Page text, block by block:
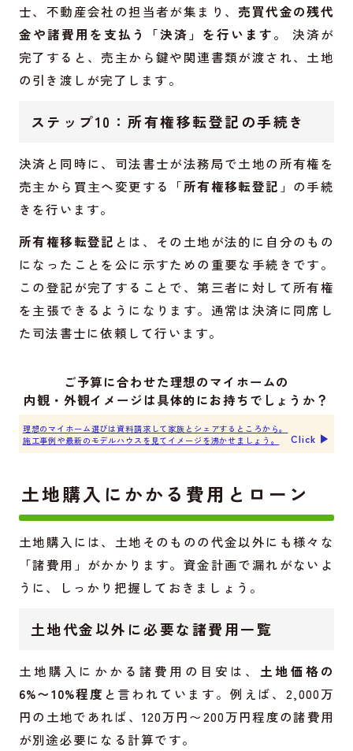
士、不動産会社の担当者が集まり、 売買代金の残代
金や諸費用を支払う「決済」を行います。
決済が
完了すると、売主から鍵や関連書類が渡され、土地
の引き渡しが完了します。
ステップ10：所有権移転登記の手続き
決済と同時に、司法書士が法務局で土地の所有権を
売主から買主へ変更する「所有権移転登記 」の手続
きを行います。
所有権移転登記 とは、その土地が法的に自分のもの
になったことを公に示すための重要な手続きです。
この登記が完了することで、第三者に対して所有権
を主張できるようになります。通常は決済に同席し
た司法書士に依頼して行います。
ご予算に合わせた理想のマイホームの
内観・外観イメージは具体的にお持ちでしょうか？
理想のマイホーム選びは資料請求して家族とシェアするところから。
施工事例や最新のモデルハウスを見てイメージを沸かせましょう。
Click ▶︎
土地購入にかかる費用とローン
土地購入には、土地そのものの代金以外にも様々な
「諸費用」がかかります。資金計画で漏れがないよ
うに、しっかり把握しておきましょう。
土地代金以外に必要な諸費用一覧
土地購入にかかる諸費用の目安は、 土地価格の
6%〜10%程度 と言われています。例えば、2,000万
円の土地であれば、120万円〜200万円程度の諸費用
が別途必要になる計算です。